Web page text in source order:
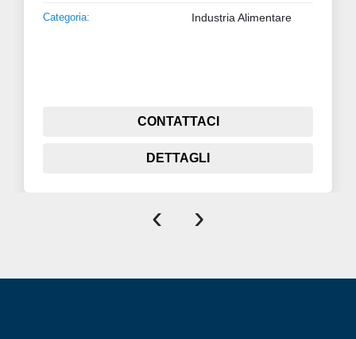
Categoria: Industria Alimentare
CONTATTACI
DETTAGLI
‹ ›